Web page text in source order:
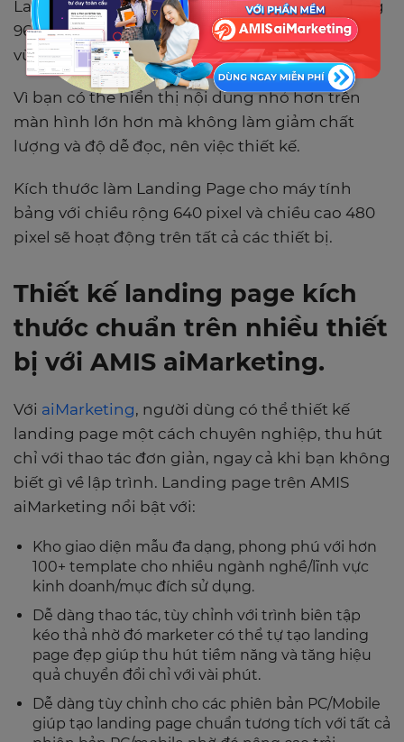
Landing Page được thiết kế cho màn hình rộng
960 pixel sẽ thu nhỏ khoảng một phần ba để
vừa với màn hình nhỏ hơn.
Vì bạn có thể hiển thị nội dung nhỏ hơn trên
màn hình lớn hơn mà không làm giảm chất
lượng và độ dễ đọc, nên việc thiết kế.
Kích thước làm Landing Page cho máy tính
bảng với chiều rộng 640 pixel và chiều cao 480
pixel sẽ hoạt động trên tất cả các thiết bị.
Thiết kế landing page kích
thước chuẩn trên nhiều thiết
bị với AMIS aiMarketing.
Với aiMarketing, người dùng có thể thiết kế
landing page một cách chuyên nghiệp, thu hút
chỉ với thao tác đơn giản, ngay cả khi bạn không
biết gì về lập trình. Landing page trên AMIS
aiMarketing nổi bật với:
Kho giao diện mẫu đa dạng, phong phú với hơn
100+ template cho nhiều ngành nghề/lĩnh vực
kinh doanh/mục đích sử dụng.
Dễ dàng thao tác, tùy chỉnh với trình biên tập
kéo thả nhờ đó marketer có thể tự tạo landing
page đẹp giúp thu hút tiềm năng và tăng hiệu
quả chuyển đổi chỉ với vài phút.
Dễ dàng tùy chỉnh cho các phiên bản PC/Mobile
giúp tạo landing page chuẩn tương tích với tất cả